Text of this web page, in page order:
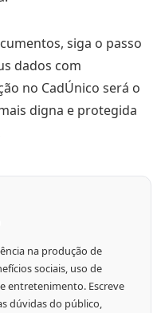
siga o passo
dados com
no CadÚnico será o
digna e protegida
na produção de
sociais, uso de
entretenimento. Escreve
dúvidas do público,